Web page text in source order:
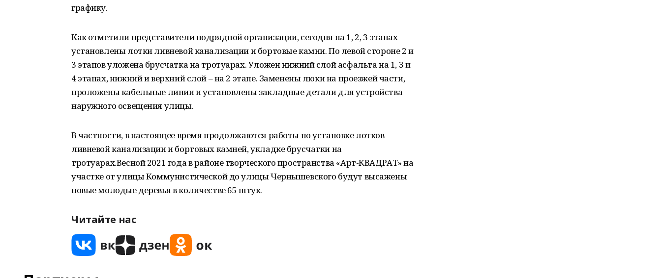
графику.
Как отметили представители подрядной организации, сегодня на 1, 2, 3 этапах
установлены лотки ливневой канализации и бортовые камни. По левой стороне 2 и
3 этапов уложена брусчатка на тротуарах. Уложен нижний слой асфальта на 1, 3 и
4 этапах, нижний и верхний слой – на 2 этапе. Заменены люки на проезжей части,
проложены кабельные линии и установлены закладные детали для устройства
наружного освещения улицы.
В частности, в настоящее время продолжаются работы по установке лотков
ливневой канализации и бортовых камней, укладке брусчатки на
тротуарах.Весной 2021 года в районе творческого пространства «Арт-КВАДРАТ» на
участке от улицы Коммунистической до улицы Чернышевского будут высажены
новые молодые деревья в количестве 65 штук.
Читайте нас